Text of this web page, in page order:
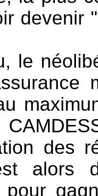
devenir
le
des
alors
pour